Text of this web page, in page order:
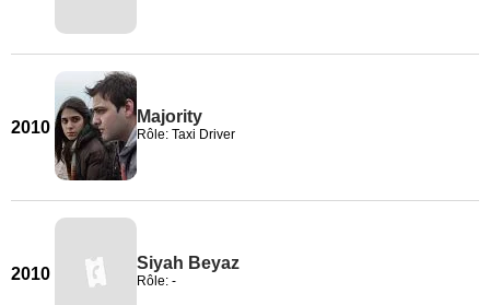
2010
Majority
Rôle: Taxi Driver
2010
Siyah Beyaz
Rôle: -